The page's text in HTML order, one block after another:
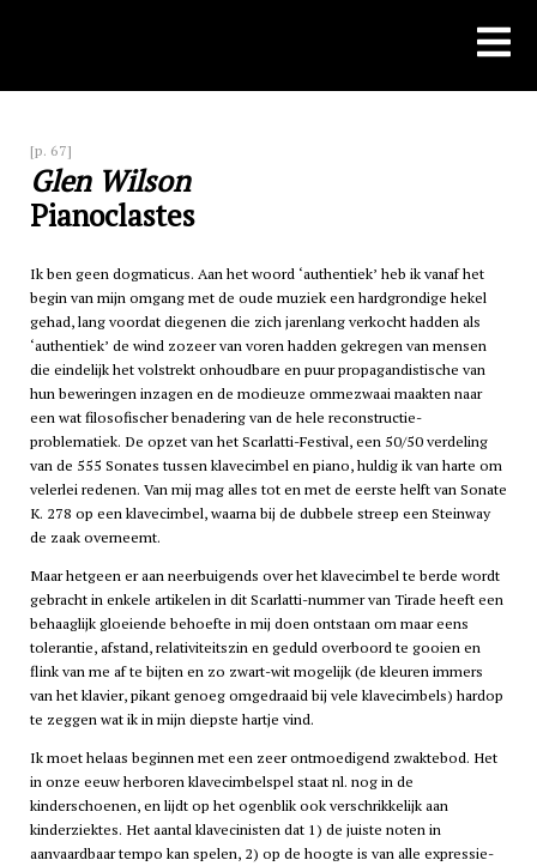
[p. 67]
Glen Wilson
Pianoclastes
Ik ben geen dogmaticus. Aan het woord ‘authentiek’ heb ik vanaf het
begin van mijn omgang met de oude muziek een hardgrondige hekel
gehad, lang voordat diegenen die zich jarenlang verkocht hadden als
‘authentiek’ de wind zozeer van voren hadden gekregen van mensen
die eindelijk het volstrekt onhoudbare en puur propagandistische van
hun beweringen inzagen en de modieuze ommezwaai maakten naar
een wat filosofischer benadering van de hele reconstructie-
problematiek. De opzet van het Scarlatti-Festival, een 50/50 verdeling
van de 555 Sonates tussen klavecimbel en piano, huldig ik van harte om
velerlei redenen. Van mij mag alles tot en met de eerste helft van Sonate
K. 278 op een klavecimbel, waarna bij de dubbele streep een Steinway
de zaak overneemt.
Maar hetgeen er aan neerbuigends over het klavecimbel te berde wordt
gebracht in enkele artikelen in dit Scarlatti-nummer van Tirade heeft een
behaaglijk gloeiende behoefte in mij doen ontstaan om maar eens
tolerantie, afstand, relativiteitszin en geduld overboord te gooien en
flink van me af te bijten en zo zwart-wit mogelijk (de kleuren immers
van het klavier, pikant genoeg omgedraaid bij vele klavecimbels) hardop
te zeggen wat ik in mijn diepste hartje vind.
Ik moet helaas beginnen met een zeer ontmoedigend zwaktebod. Het
in onze eeuw herboren klavecimbelspel staat nl. nog in de
kinderschoenen, en lijdt op het ogenblik ook verschrikkelijk aan
kinderziektes. Het aantal klavecinisten dat 1) de juiste noten in
aanvaardbaar tempo kan spelen, 2) op de hoogte is van alle expressie-